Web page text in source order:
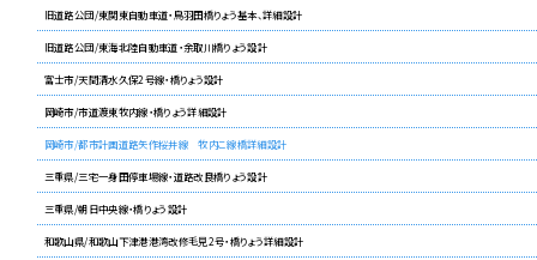
旧道路公団/東関東自動車道・鳥羽田橋りょう基本、詳細設計
旧道路公団/東海北陸自動車道・余取川橋りょう設計
富士市/天間清水久保2号線・橋りょう設計
岡崎市/市道渡東牧内線・橋りょう詳細設計
岡崎市/都市計画道路矢作桜井線 牧内こ線橋詳細設計
三重県/三宅一身田停車場線・道路改良橋りょう設計
三重県/朝日中央線・橋りょう設計
和歌山県/和歌山下津港港湾改修毛見2号・橋りょう詳細設計